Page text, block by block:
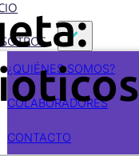
¿QUIÉNES SOMOS?
COLABORADORES
CONTACTO